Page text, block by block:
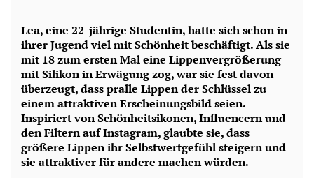
Lea, eine 22-jährige Studentin, hatte sich schon in
ihrer Jugend viel mit Schönheit beschäftigt. Als sie
mit 18 zum ersten Mal eine Lippenvergrößerung
mit Silikon in Erwägung zog, war sie fest davon
überzeugt, dass pralle Lippen der Schlüssel zu
einem attraktiven Erscheinungsbild seien.
Inspiriert von Schönheitsikonen, Influencern und
den Filtern auf Instagram, glaubte sie, dass
größere Lippen ihr Selbstwertgefühl steigern und
sie attraktiver für andere machen würden.